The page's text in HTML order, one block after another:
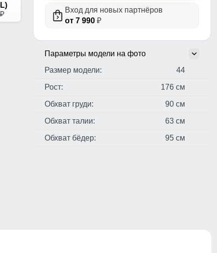
p
Вход для новых партнёров
от 7 990 ₽
Параметры модели на фото
Размер модели:
44
Рост: 176 см
Обхват груди: 90 см
Обхват талии: 63 см
Обхват бёдер: 95 см